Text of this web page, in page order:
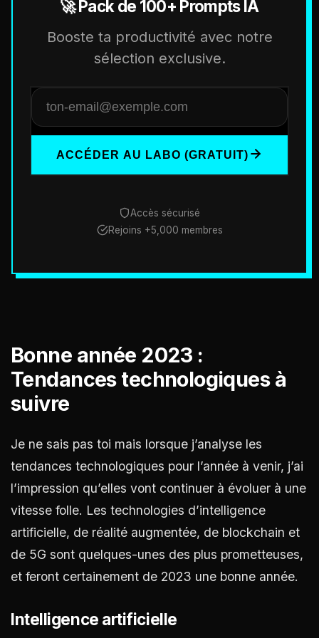
🚀 Pack de 100+ Prompts IA
Booste ta productivité avec notre
sélection exclusive.
ACCÉDER AU LABO (GRATUIT)
Accès sécurisé
Rejoins +5,000 membres
Bonne année 2023 :
Tendances technologiques à
suivre
Je ne sais pas toi mais lorsque j’analyse les
tendances technologiques pour l’année à venir, j’ai
l’impression qu’elles vont continuer à évoluer à une
vitesse folle. Les technologies d’intelligence
artificielle, de réalité augmentée, de blockchain et
de 5G sont quelques-unes des plus prometteuses,
et feront certainement de 2023 une bonne année.
Intelligence artificielle